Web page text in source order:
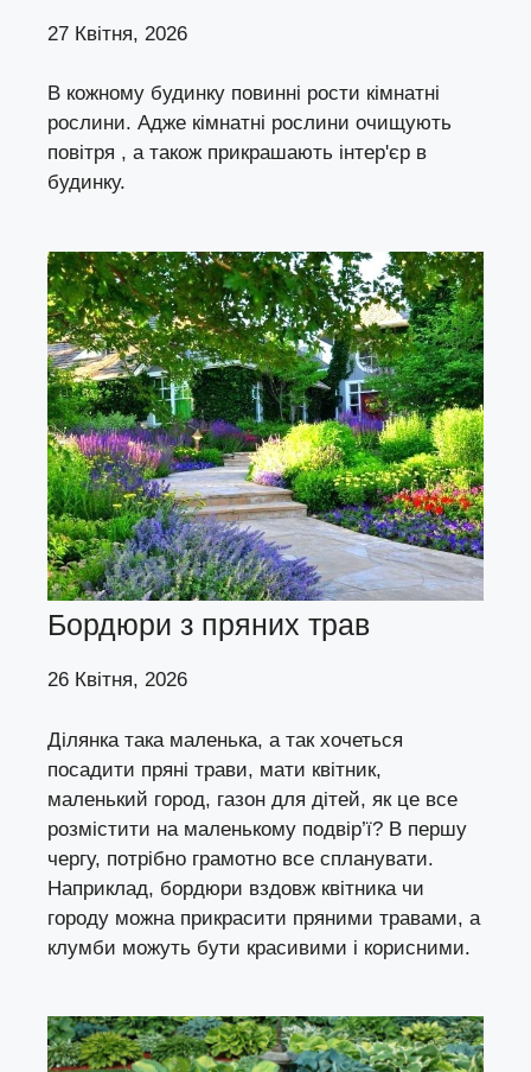
27 Квітня, 2026
В кожному будинку повинні рости кімнатні
рослини. Адже кімнатні рослини очищують
повітря , а також прикрашають інтер'єр в
будинку.
Бордюри з пряних трав
26 Квітня, 2026
Ділянка така маленька, а так хочеться
посадити пряні трави, мати квітник,
маленький город, газон для дітей, як це все
розмістити на маленькому подвір’ї? В першу
чергу, потрібно грамотно все спланувати.
Наприклад, бордюри вздовж квітника чи
городу можна прикрасити пряними травами, а
клумби можуть бути красивими і корисними.